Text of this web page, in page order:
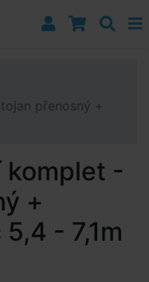
přenosný +
komplet -
+
- 7,1m